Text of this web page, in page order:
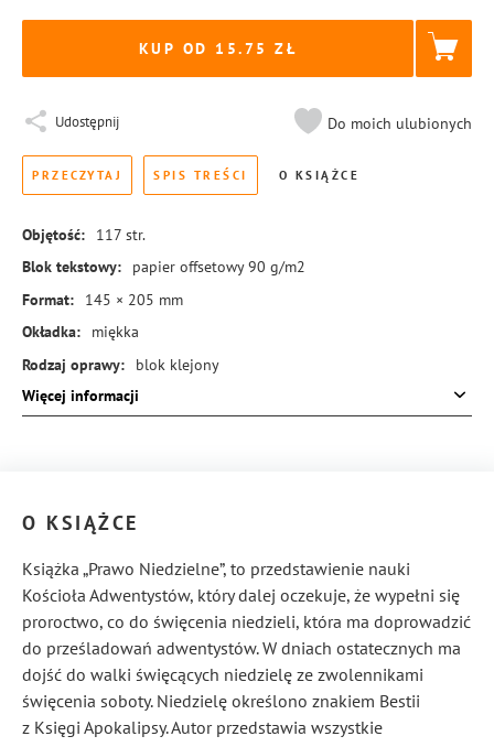
KUP OD 15.75
Udostępnij Do moich ulubionych
PRZECZYTAJ SPIS TREŚCI O KSIĄŻCE
Objętość: 117 str.
Blok tekstowy:
papier offsetowy 90 g/m2
Format:
145 × 205 mm
Okładka:
miękka
Rodzaj oprawy:
blok klejony
ISBN:
978-83-8455-430-2
Więcej informacji
O KSIĄŻCE
Książka „Prawo Niedzielne”, to przedstawienie nauki
Kościoła Adwentystów, który dalej oczekuje, że wypełni się
proroctwo, co do święcenia niedzieli, która ma doprowadzić
do prześladowań adwentystów. W dniach ostatecznych ma
dojść do walki święcących niedzielę ze zwolennikami
święcenia soboty. Niedzielę określono znakiem Bestii
z Księgi Apokalipsy. Autor przedstawia wszystkie